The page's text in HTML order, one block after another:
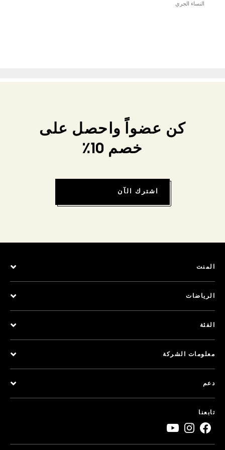
النساء الجري
كن عضواً واحصل على
خصم 10٪
اشترك الآن
المنت
الرياضات
الفئة
معلومات الشركة
دعم
تابعنا